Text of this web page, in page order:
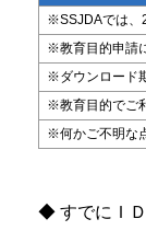
※SSJDAでは、
※教育目的申請
※ダウンロード
※教育目的でご
※何かご不明な
◆ すでにＩ